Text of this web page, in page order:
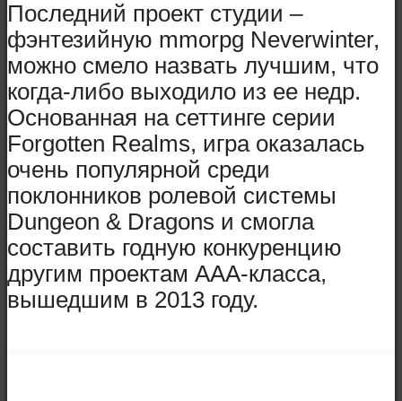
Последний проект студии –
фэнтезийную mmorpg Neverwinter,
можно смело назвать лучшим, что
когда-либо выходило из ее недр.
Основанная на сеттинге серии
Forgotten Realms, игра оказалась
очень популярной среди
поклонников ролевой системы
Dungeon & Dragons и смогла
составить годную конкуренцию
другим проектам AAA-класса,
вышедшим в 2013 году.